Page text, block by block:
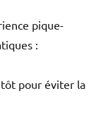
pique-
:
pour éviter la